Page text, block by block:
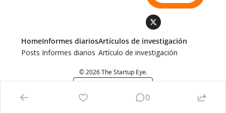
Home
Posts
Informes diarios
Informes diarios
Artículos de investigación
Artículo de investigación
© 2026 The Startup Eye.
0